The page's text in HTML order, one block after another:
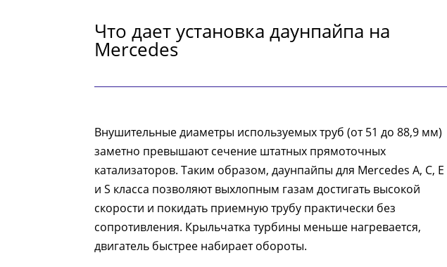
Что дает установка даунпайпа на
Mercedes
Внушительные диаметры используемых труб (от 51 до 88,9 мм)
заметно превышают сечение штатных прямоточных
катализаторов. Таким образом, даунпайпы для Mercedes A, С, E
и S класса позволяют выхлопным газам достигать высокой
скорости и покидать приемную трубу практически без
сопротивления. Крыльчатка турбины меньше нагревается,
двигатель быстрее набирает обороты.